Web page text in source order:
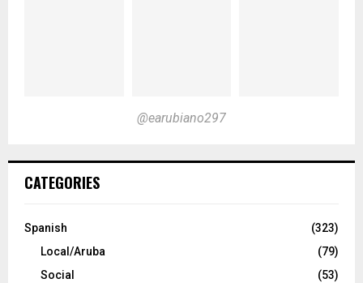
@earubiano297
CATEGORIES
Spanish
(323)
Local/Aruba
(79)
Social
(53)